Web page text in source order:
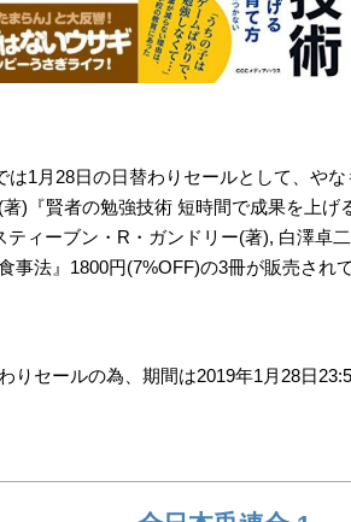
は1月28日の日替わりセールとして、や
)『賢者の勉強技術 短時間で成果を上げ
ティーブン・R・ガンドリー(著), 白澤卓
事法』1800円(7%OFF)の3冊が販売されて
りセールの為、期間は2019年1月28日